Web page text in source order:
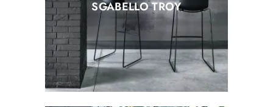
SGABELLO TROY